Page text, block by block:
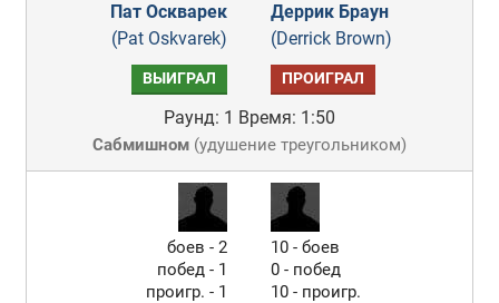
Пат Оскварек
(Pat Oskvarek)
Деррик Браун
(Derrick Brown)
ВЫИГРАЛ ПРОИГРАЛ
Раунд: 1 Время: 1:50
Сабмишном(удушение треугольником)
боев - 2
побед - 1
проигр. - 1
10 - боев
0 - побед
10 - проигр.